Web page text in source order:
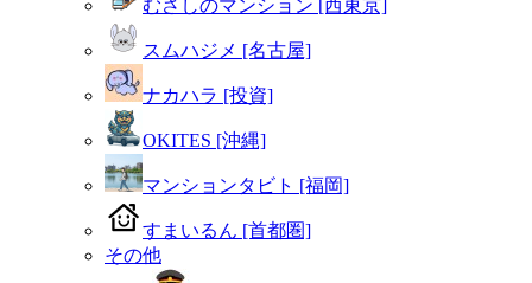
むさしのマンション [西東京]
スムハジメ [名古屋]
ナカハラ [投資]
OKITES [沖縄]
マンションタビト [福岡]
すまいるん [首都圏]
その他